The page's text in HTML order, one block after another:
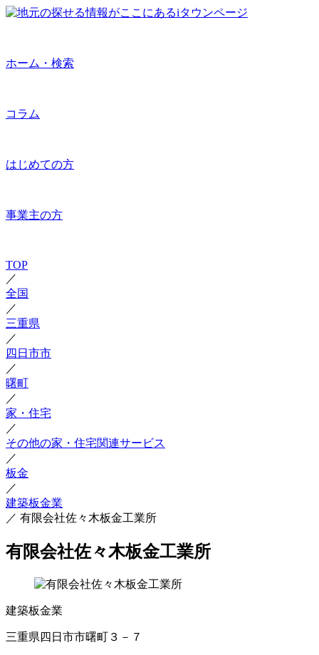
ホーム・検索
コラム
はじめての方
事業主の方
TOP
／
全国
／
三重県
／
四日市市
／
曙町
／
家・住宅
／
その他の家・住宅関連サービス
／
板金
／
建築板金業
／ 有限会社佐々木板金工業所
有限会社佐々木板金工業所
建築板金業
三重県四日市市曙町３－７